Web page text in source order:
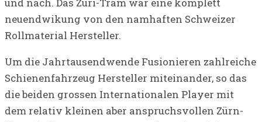
neuendwikung von den namhaften Schweizer
Rollmaterial Hersteller.
Um die Jahrtausendwende Fusionieren zahlreiche
Schienenfahrzeug Hersteller miteinander, so das
die beiden grossen Internationalen Player mit
dem relativ kleinen aber anspruchsvollen Zürn-